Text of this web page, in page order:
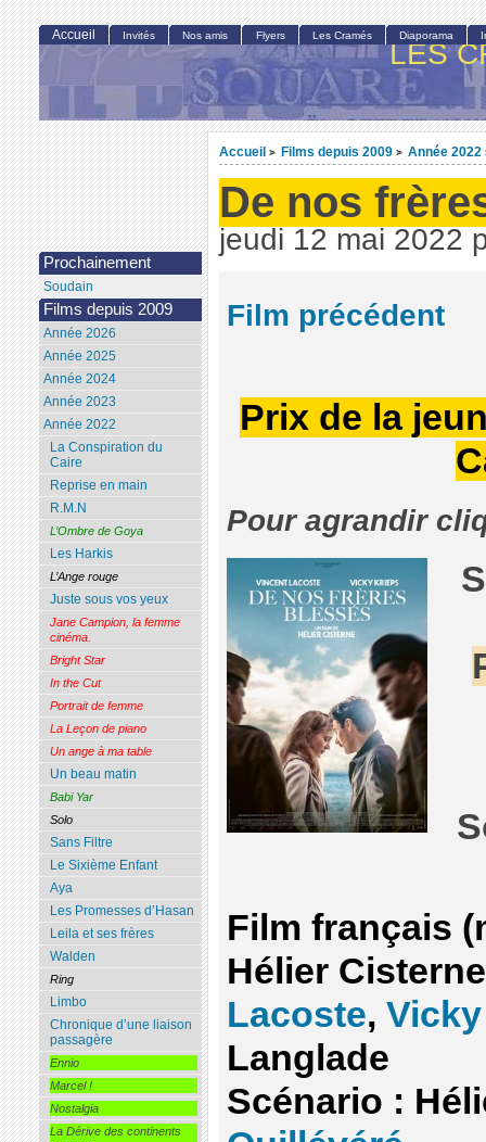
LES
Accueil > Films depuis 2009 > Année 2022
De nos
jeudi 12 mai 2022
Film précédent
Prix de la
Pour agrandir
Film français
Hélier
Lacoste,
Langlade
Scénario :
Accueil Invités Nos amis Flyers Les Cramés Diaporama
Prochainement
Soudain
Films depuis 2009
Année 2026
Année 2025
Année 2024
Année 2023
Année 2022
La Conspiration du
Caire
Reprise en main
R.M.N
L’Ombre de Goya
Les Harkis
L’Ange rouge
Juste sous vos yeux
Jane Campion, la femme
cinéma.
Bright Star
In the Cut
Portrait de femme
La Leçon de piano
Un ange à ma table
Un beau matin
Babi Yar
Solo
Sans Filtre
Le Sixième Enfant
Aya
Les Promesses d’Hasan
Leila et ses frères
Walden
Ring
Limbo
Chronique d’une liaison
passagère
Ennio
Marcel !
Nostalgia
La Dérive des continents